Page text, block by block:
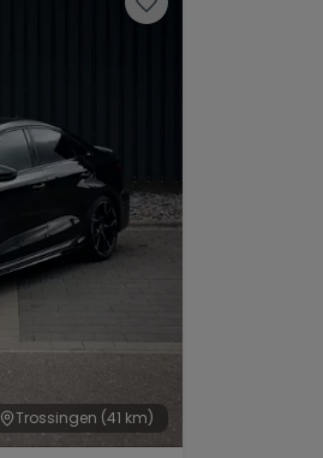
Trossingen (41 km)